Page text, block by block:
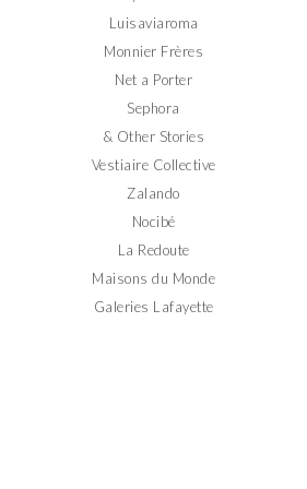
Luisaviaroma
Monnier Frères
Net a Porter
Sephora
& Other Stories
Vestiaire Collective
Zalando
Nocibé
La Redoute
Maisons du Monde
Galeries Lafayette